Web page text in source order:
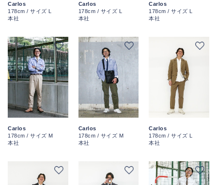
Carlos
178cm / サイズ L
本社
Carlos
178cm / サイズ L
本社
Carlos
178cm / サイズ L
本社
Carlos
178cm / サイズ M
本社
Carlos
178cm / サイズ M
本社
Carlos
178cm / サイズ L
本社